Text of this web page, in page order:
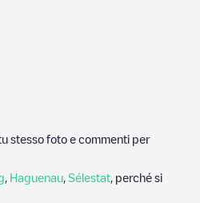
stesso foto e commenti per
Haguenau Sélestat , perché si